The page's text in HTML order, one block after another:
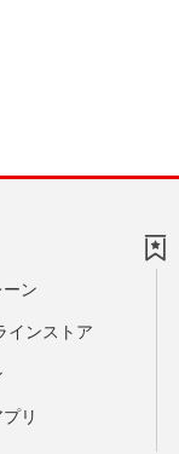
ン
インストア
リ